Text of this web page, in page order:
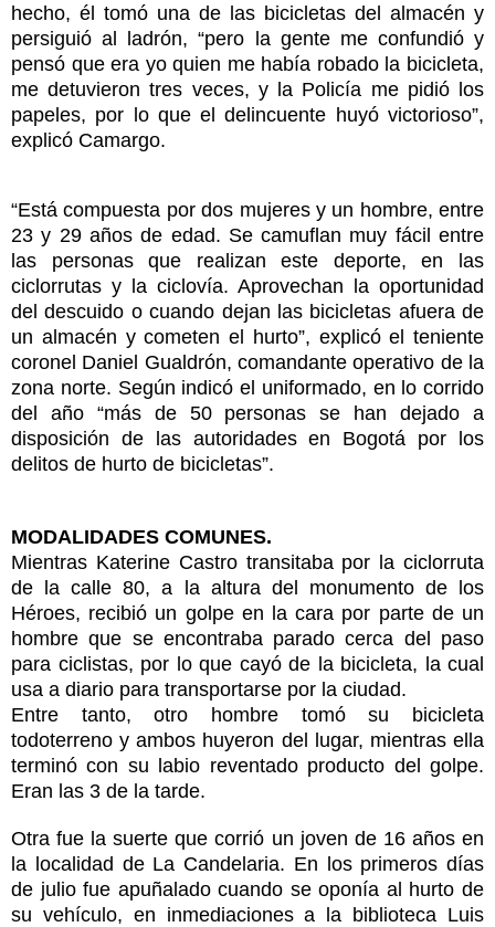
hecho, él tomó una de las bicicletas del almacén y
persiguió al ladrón, “pero la gente me confundió y
pensó que era yo quien me había robado la bicicleta,
me detuvieron tres veces, y la Policía me pidió los
papeles, por lo que el delincuente huyó victorioso”,
explicó Camargo.
“Está compuesta por dos mujeres y un hombre, entre
23 y 29 años de edad. Se camuflan muy fácil entre
las personas que realizan este deporte, en las
ciclorrutas y la ciclovía. Aprovechan la oportunidad
del descuido o cuando dejan las bicicletas afuera de
un almacén y cometen el hurto”, explicó el teniente
coronel Daniel Gualdrón, comandante operativo de la
zona norte. Según indicó el uniformado, en lo corrido
del año “más de 50 personas se han dejado a
disposición de las autoridades en Bogotá por los
delitos de hurto de bicicletas”.
MODALIDADES COMUNES.
Mientras Katerine Castro transitaba por la ciclorruta
de la calle 80, a la altura del monumento de los
Héroes, recibió un golpe en la cara por parte de un
hombre que se encontraba parado cerca del paso
para ciclistas, por lo que cayó de la bicicleta, la cual
usa a diario para transportarse por la ciudad.
Entre tanto, otro hombre tomó su bicicleta
todoterreno y ambos huyeron del lugar, mientras ella
terminó con su labio reventado producto del golpe.
Eran las 3 de la tarde.
Otra fue la suerte que corrió un joven de 16 años en
la localidad de La Candelaria. En los primeros días
de julio fue apuñalado cuando se oponía al hurto de
su vehículo, en inmediaciones a la biblioteca Luis